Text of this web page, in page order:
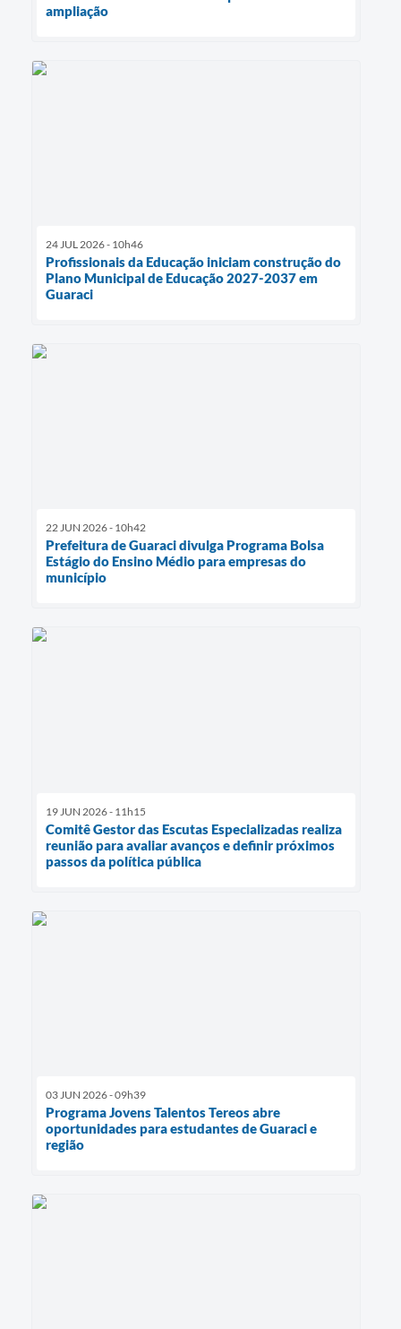
ampliação
24 JUL 2026 - 10h46
Profissionais da Educação iniciam construção do
Plano Municipal de Educação 2027-2037 em
Guaraci
22 JUN 2026 - 10h42
Prefeitura de Guaraci divulga Programa Bolsa
Estágio do Ensino Médio para empresas do
município
19 JUN 2026 - 11h15
Comitê Gestor das Escutas Especializadas realiza
reunião para avaliar avanços e definir próximos
passos da política pública
03 JUN 2026 - 09h39
Programa Jovens Talentos Tereos abre
oportunidades para estudantes de Guaraci e
região